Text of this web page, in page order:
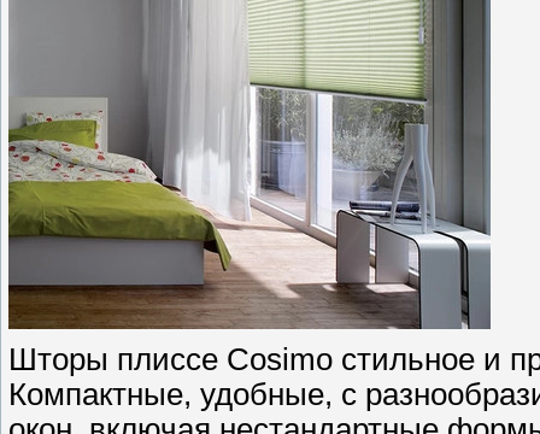
Шторы плиссе Cosimo стильное и
Компактные, удобные, с